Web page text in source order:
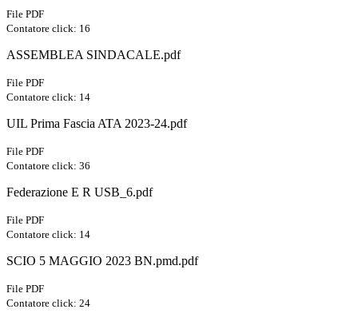
File PDF
Contatore click: 16
ASSEMBLEA SINDACALE.pdf
File PDF
Contatore click: 14
UIL Prima Fascia ATA 2023-24.pdf
File PDF
Contatore click: 36
Federazione E R USB_6.pdf
File PDF
Contatore click: 14
SCIO 5 MAGGIO 2023 BN.pmd.pdf
File PDF
Contatore click: 24